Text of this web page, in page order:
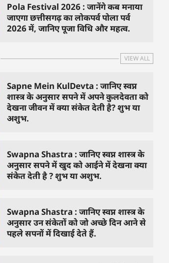
Pola Festival 2026 : जानेंगे कब मनाया
जाएगा छत्तीसगढ़ का लोकपर्व पोला पर्व
2026 में, जानिए पूजा विधि और महत्व.
VIEW ALL
Sapne Mein KulDevta : जानिए स्वप्न
शास्त्र के अनुसार सपने में अपने कुलदेवता को
देखना जीवन में क्या संकेत देती है? शुभ या
अशुभ.
Swapna Shastra : जानिए स्वप्न शास्त्र के
अनुसार सपने में खुद को आईने में देखना क्या
संकेत देती है ? शुभ या अशुभ.
Swapna Shastra : जानिए स्वप्न शास्त्र के
अनुसार उन संकेतों को जो अच्छे दिन आने से
पहले सपनों में दिखाई देते हैं.